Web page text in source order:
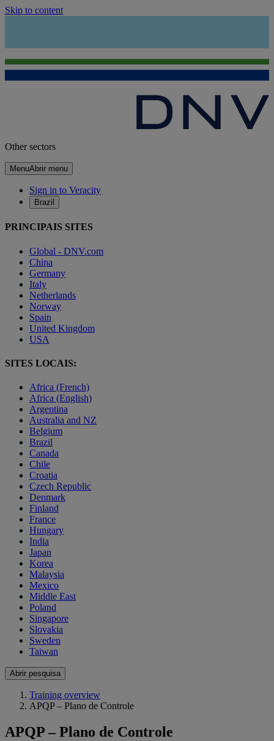
Skip to content
Other sectors
MenuAbrir menu
Sign in to Veracity
Brazil
PRINCIPAIS SITES
Global - DNV.com
China
Germany
Italy
Netherlands
Norway
Spain
United Kingdom
USA
SITES LOCAIS:
Africa (French)
Africa (English)
Argentina
Australia and NZ
Belgium
Brazil
Canada
Chile
Croatia
Czech Republic
Denmark
Finland
France
Hungary
India
Japan
Korea
Malaysia
Mexico
Middle East
Poland
Singapore
Slovakia
Sweden
Taiwan
Abrir pesquisa
Training overview
APQP – Plano de Controle
APQP – Plano de Controle